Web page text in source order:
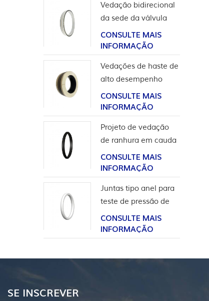
Vedação bidirecional
da sede da válvula
esférica de alta
pressão
CONSULTE MAIS
INFORMAÇÃO
Vedações de haste de
alto desempenho
para aplicação em
hidrogênio
CONSULTE MAIS
INFORMAÇÃO
Projeto de vedação
de ranhura em cauda
de andorinha para
revestimento de
cabeça de poço
CONSULTE MAIS
INFORMAÇÃO
Juntas tipo anel para
teste de pressão de
válvula
CONSULTE MAIS
INFORMAÇÃO
SE INSCREVER